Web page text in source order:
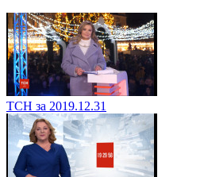
ТСН за 2019.12.31